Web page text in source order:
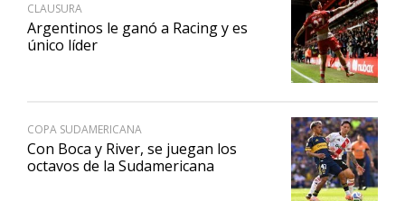
CLAUSURA
Argentinos le ganó a Racing y es
único líder
COPA SUDAMERICANA
Con Boca y River, se juegan los
octavos de la Sudamericana